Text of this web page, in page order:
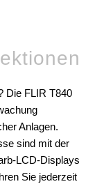
Die FLIR T840
Anlagen.
sind mit der
LCD-Displays
Sie jederzeit